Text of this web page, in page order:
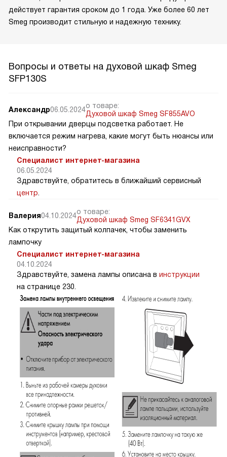
действует гарантия сроком до 1 года. Уже более 60 лет
Smeg производит стильную и надежную технику.
Вопросы и ответы на духовой шкаф Smeg
SFP130S
Александр06.05.2024о товаре:
Духовой шкаф Smeg SF855AVO
При открывании дверцы подсветка работает. Не
включается режим нагрева, какие могут быть нюансы или
неисправности?
Специалист интернет-магазина
06.05.2024
Здравствуйте, обратитесь в ближайший сервисный
центр
Валерия04.10.2024о товаре:
Духовой шкаф Smeg SF6341GVX
Как открутить защитый колпачек, чтобы заменить
лампочку
Специалист интернет-магазина
04.10.2024
Здравствуйте, замена лампы описана в инструкции
на странице 230.